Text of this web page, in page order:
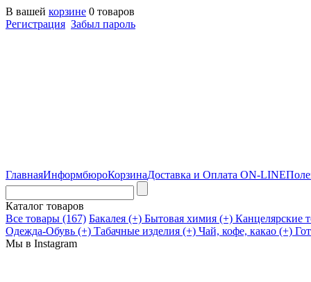
В вашей корзине 0 товаров
Регистрация Забыл пароль
ГлавнаяИнформбюроКорзинаДоставка и Оплата ON-LINE
Каталог товаров
Все товары (167) Бакалея (+) Бытовая химия (+) Канцелярские
Одежда-Обувь (+) Табачные изделия (+) Чай, кофе, какао (+)
Мы в Instagram